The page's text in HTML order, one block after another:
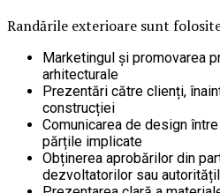
Randările exterioare sunt
Marketingul și promovarea
arhitecturale
Prezentări către clienți,
construcției
Comunicarea de design
părțile implicate
Obținerea aprobărilor din
dezvoltatorilor sau